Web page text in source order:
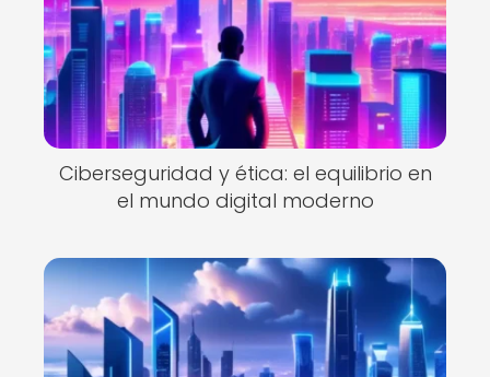
Ciberseguridad y ética: el equilibrio en
el mundo digital moderno